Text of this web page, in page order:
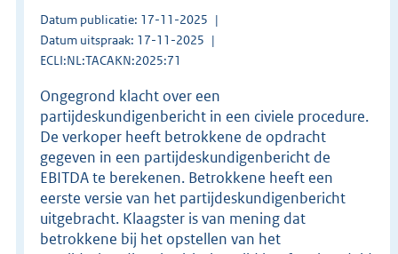
Datum publicatie: 17-11-2025
Datum uitspraak: 17-11-2025
ECLI:NL:TACAKN:2025:71
Ongegrond klacht over een
partijdeskundigenbericht in een civiele procedure.
De verkoper heeft betrokkene de opdracht
gegeven in een partijdeskundigenbericht de
EBITDA te berekenen. Betrokkene heeft een
eerste versie van het partijdeskundigenbericht
uitgebracht. Klaagster is van mening dat
betrokkene bij het opstellen van het